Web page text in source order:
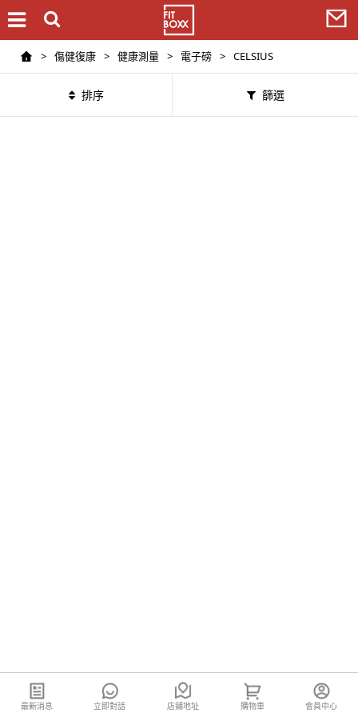
> 傷健復康 > 健康測量 > 電子磅 > CELSIUS
排序 篩選
最新消息 立即對話 店鋪地址 購物車 會員中心